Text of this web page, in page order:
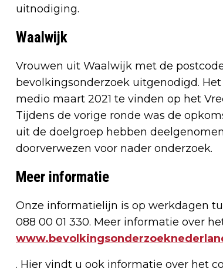
uitnodiging.
Waalwijk
Vrouwen uit Waalwijk met de
bevolkingsonderzoek uitgenodigd.
medio maart 2021 te vinden op het
Tijdens de vorige ronde was de
uit de doelgroep hebben
doorverwezen voor nader onderzoek.
Meer informatie
Onze informatielijn is op werkdagen
088 00 01 330. Meer informatie over
. Hier vindt u ook informatie over het